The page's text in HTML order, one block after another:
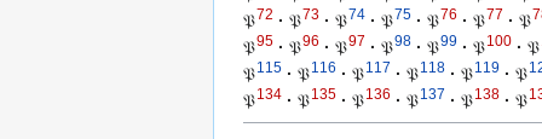
𝔓72 · 𝔓73 · 𝔓74 · 𝔓75 · 𝔓76 · 𝔓77 · 𝔓
𝔓95 · 𝔓96 · 𝔓97 · 𝔓98 · 𝔓99 · 𝔓100 · 𝔓
𝔓115 · 𝔓116 · 𝔓117 · 𝔓118 · 𝔓119 · 𝔓
𝔓134 · 𝔓135 · 𝔓136 · 𝔓137 · 𝔓138 · 𝔓